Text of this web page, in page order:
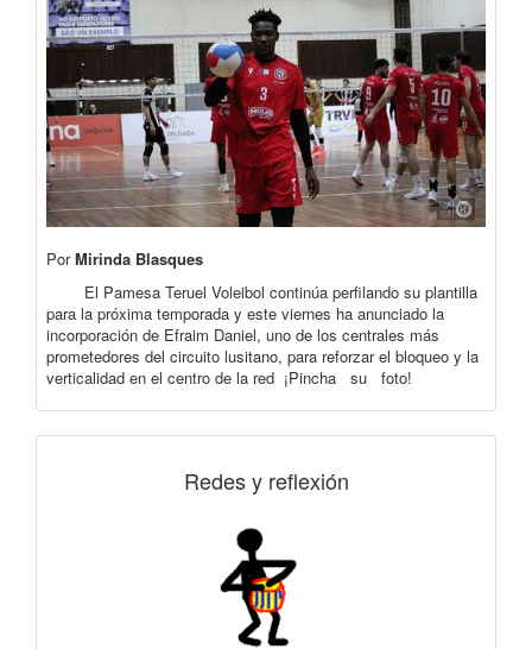
PorMirinda Blasques
El Pamesa Teruel Voleibol continúa perfilando su plantilla
para la próxima temporada y este viernes ha anunciado la
incorporación de Efraim Daniel, uno de los centrales más
prometedores del circuito lusitano, para reforzar el bloqueo y la
verticalidad en el centro de la red ¡Pincha su foto!
Redes y reflexión